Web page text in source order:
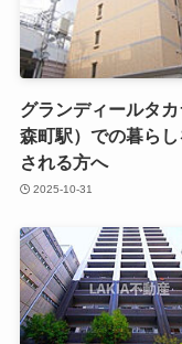
グランディールタ
森町駅）での暮ら
される方へ
2025-10-31